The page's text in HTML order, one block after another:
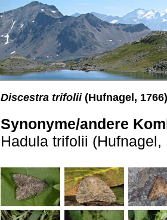
Discestra trifolii(Hufnagel,
Synonyme/andere
Hadula trifolii (Hufnagel,